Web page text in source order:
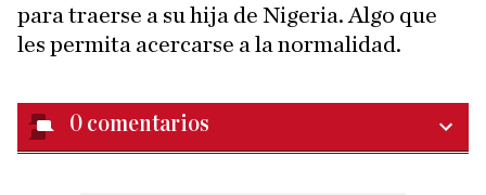
para traerse a su hija de Nigeria. Algo que
les permita acercarse a la normalidad.
0 comentarios